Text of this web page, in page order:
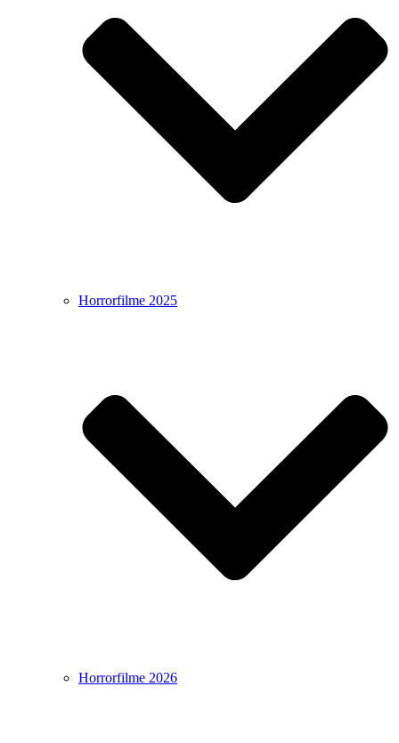
Horrorfilme 2025
Horrorfilme 2026